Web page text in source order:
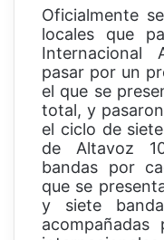
Oficialmente
locales que
Internacional
pasar por un
el que se
total, y
el ciclo de
de Altavoz
bandas por
que se
y siete